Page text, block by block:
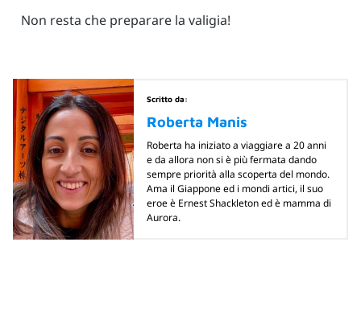
Non resta che preparare la valigia!
Scritto da:
Roberta Manis
Roberta ha iniziato a viaggiare a 20 anni
e da allora non si è più fermata dando
sempre priorità alla scoperta del mondo.
Ama il Giappone ed i mondi artici, il suo
eroe è Ernest Shackleton ed è mamma di
Aurora.